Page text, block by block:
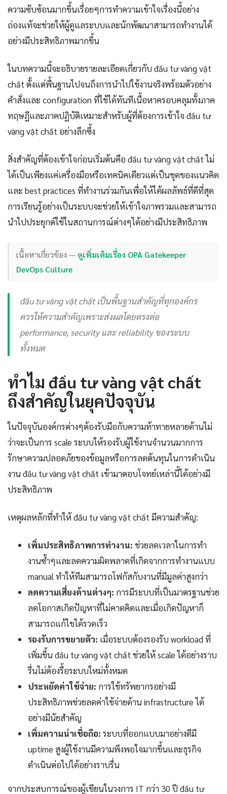
ความซับซ้อนมากขึ้นเรื่อยๆการทำความเข้าใจเรื่องนี้อย่าง
ถ่องแท้จะช่วยให้ผู้ดูแลระบบและนักพัฒนาสามารถทำงานได้
อย่างมีประสิทธิภาพมากขึ้น
ในบทความนี้จะอธิบายรายละเอียดเกี่ยวกับ đầu tư vàng vật
chất ตั้งแต่พื้นฐานไปจนถึงการนำไปใช้งานจริงพร้อมตัวอย่าง
คำสั่งและ configuration ที่ใช้ได้ทันทีเนื้อหาครอบคลุมทั้งภาค
ทฤษฎีและภาคปฏิบัติเหมาะสำหรับผู้ที่ต้องการเข้าใจ đầu tư
vàng vật chất อย่างลึกซึ้ง
สิ่งสำคัญที่ต้องเข้าใจก่อนเริ่มต้นคือ đầu tư vàng vật chất ไม่
ได้เป็นเพียงแค่เครื่องมือหรือเทคนิคเดียวแต่เป็นชุดของแนวคิด
และ best practices ที่ทำงานร่วมกันเพื่อให้ได้ผลลัพธ์ที่ดีที่สุด
การเรียนรู้อย่างเป็นระบบจะช่วยให้เข้าใจภาพรวมและสามารถ
นำไปประยุกต์ใช้ในสถานการณ์ต่างๆได้อย่างมีประสิทธิภาพ
เนื้อหาเกี่ยวข้อง — ดูเพิ่มเติมเรื่อง OPA Gatekeeper
DevOps Culture
đầu tư vàng vật chất เป็นพื้นฐานสำคัญที่ทุกองค์กร
ควรให้ความสำคัญเพราะส่งผลโดยตรงต่อ
performance, security และ reliability ของระบบ
ทั้งหมด
ทำไม đầu tư vàng vật chất
ถึงสำคัญในยุคปัจจุบัน
ในปัจจุบันองค์กรต่างๆต้องรับมือกับความท้าทายหลายด้านไม่
ว่าจะเป็นการ scale ระบบให้รองรับผู้ใช้งานจำนวนมากการ
รักษาความปลอดภัยของข้อมูลหรือการลดต้นทุนในการดำเนิน
งาน đầu tư vàng vật chất เข้ามาตอบโจทย์เหล่านี้ได้อย่างมี
ประสิทธิภาพ
เหตุผลหลักที่ทำให้ đầu tư vàng vật chất มีความสำคัญ:
เพิ่มประสิทธิภาพการทำงาน: ช่วยลดเวลาในการทำ
งานซ้ำๆและลดความผิดพลาดที่เกิดจากการทำงานแบบ
manual ทำให้ทีมสามารถโฟกัสกับงานที่มีมูลค่าสูงกว่า
ลดความเสี่ยงด้านต่างๆ: การมีระบบที่เป็นมาตรฐานช่วย
ลดโอกาสเกิดปัญหาที่ไม่คาดคิดและเมื่อเกิดปัญหาก็
สามารถแก้ไขได้รวดเร็ว
รองรับการขยายตัว: เมื่อระบบต้องรองรับ workload ที่
เพิ่มขึ้น đầu tư vàng vật chất ช่วยให้ scale ได้อย่างราบ
รื่นไม่ต้องรื้อระบบใหม่ทั้งหมด
ประหยัดค่าใช้จ่าย: การใช้ทรัพยากรอย่างมี
ประสิทธิภาพช่วยลดค่าใช้จ่ายด้าน infrastructure ได้
อย่างมีนัยสำคัญ
เพิ่มความน่าเชื่อถือ: ระบบที่ออกแบบมาอย่างดีมี
uptime สูงผู้ใช้งานมีความพึงพอใจมากขึ้นและธุรกิจ
ดำเนินต่อไปได้อย่างราบรื่น
จากประสบการณ์ของผู้เขียนในวงการ IT กว่า 30 ปี đầu tư